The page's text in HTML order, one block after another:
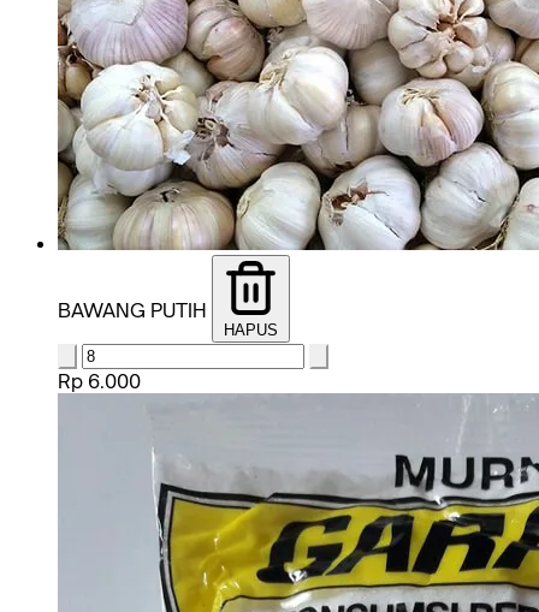
BAWANG PUTIH
HAPUS
Rp 6.000